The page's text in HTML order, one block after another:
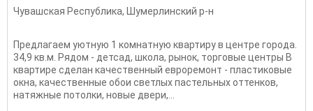
Чувашская Республика, Шумерлинский р-н
Предлагаем уютную 1 комнатную квартиру в центре города.
34,9 кв.м. Рядом - детсад, школа, рынок, торговые центры В
квартире сделан качественный евроремонт - пластиковые
окна, качественные обои светлых пастельных оттенков,
натяжные потолки, новые двери,...